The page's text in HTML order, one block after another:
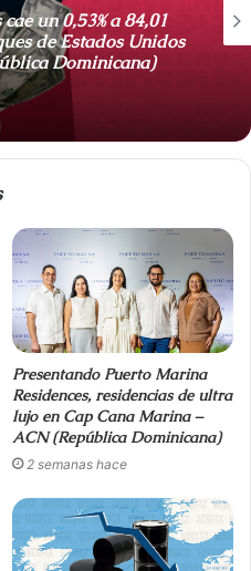
b
un 0,53% a 84,01
de Estados Unidos
Dominicana)
Presentando Puerto Marina
Residences, residencias de ultra
lujo en Cap Cana Marina –
ACN (República Dominicana)
2 semanas hace